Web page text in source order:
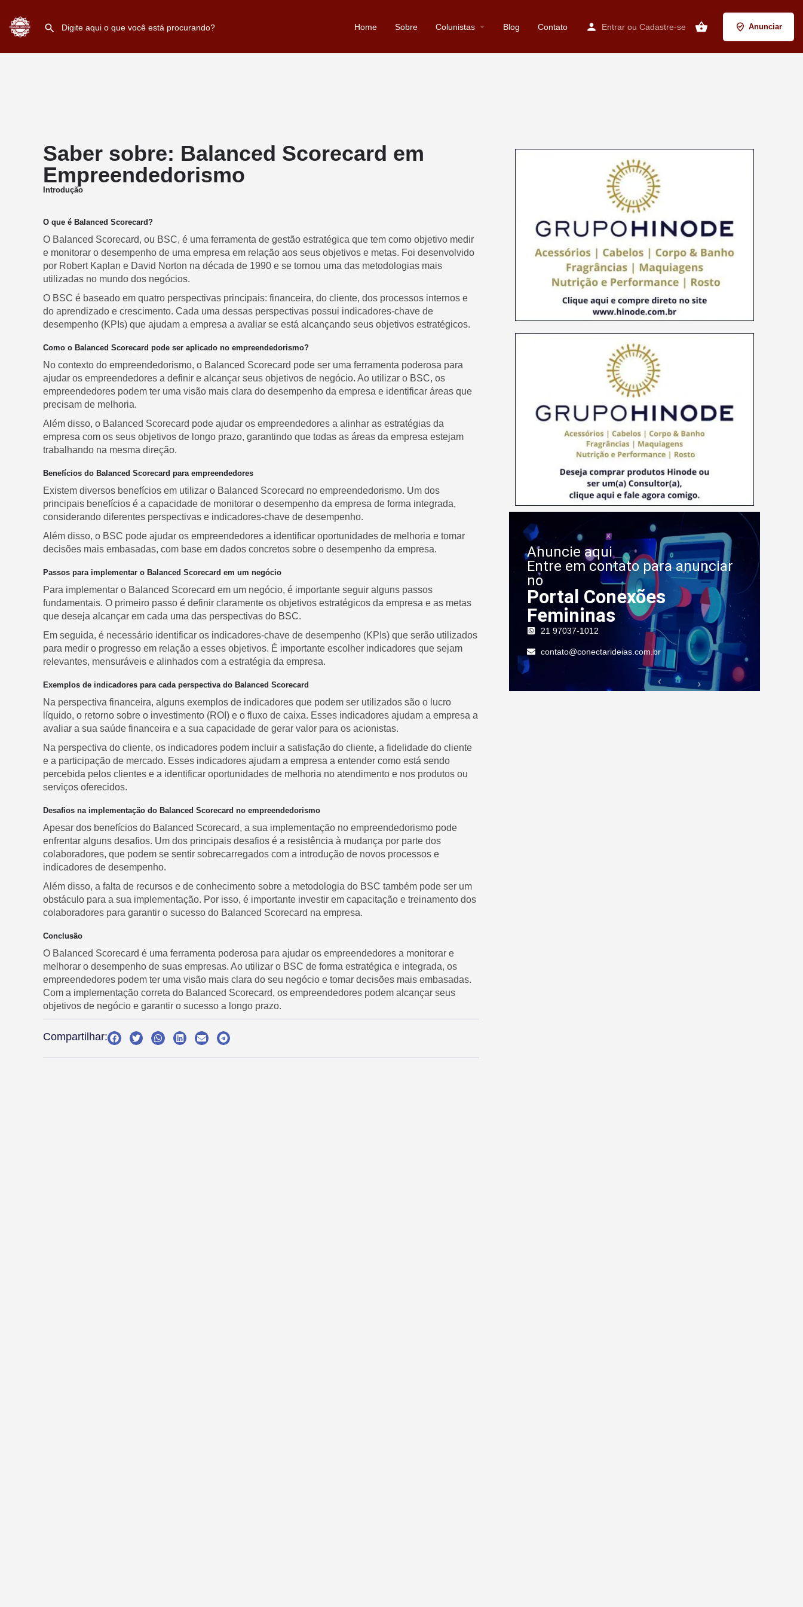
Home Sobre Colunistas Blog Contato Entrar ou Cadastre-se Anunciar
Saber sobre: Balanced Scorecard em
Empreendedorismo
Introdução
O que é Balanced Scorecard?
O Balanced Scorecard, ou BSC, é uma ferramenta de gestão estratégica que tem como objetivo medir
e monitorar o desempenho de uma empresa em relação aos seus objetivos e metas. Foi desenvolvido
por Robert Kaplan e David Norton na década de 1990 e se tornou uma das metodologias mais
utilizadas no mundo dos negócios.
O BSC é baseado em quatro perspectivas principais: financeira, do cliente, dos processos internos e
do aprendizado e crescimento. Cada uma dessas perspectivas possui indicadores-chave de
desempenho (KPIs) que ajudam a empresa a avaliar se está alcançando seus objetivos estratégicos.
Como o Balanced Scorecard pode ser aplicado no empreendedorismo?
No contexto do empreendedorismo, o Balanced Scorecard pode ser uma ferramenta poderosa para
ajudar os empreendedores a definir e alcançar seus objetivos de negócio. Ao utilizar o BSC, os
empreendedores podem ter uma visão mais clara do desempenho da empresa e identificar áreas que
precisam de melhoria.
Além disso, o Balanced Scorecard pode ajudar os empreendedores a alinhar as estratégias da
empresa com os seus objetivos de longo prazo, garantindo que todas as áreas da empresa estejam
trabalhando na mesma direção.
Benefícios do Balanced Scorecard para empreendedores
Existem diversos benefícios em utilizar o Balanced Scorecard no empreendedorismo. Um dos
principais benefícios é a capacidade de monitorar o desempenho da empresa de forma integrada,
considerando diferentes perspectivas e indicadores-chave de desempenho.
Além disso, o BSC pode ajudar os empreendedores a identificar oportunidades de melhoria e tomar
decisões mais embasadas, com base em dados concretos sobre o desempenho da empresa.
Passos para implementar o Balanced Scorecard em um negócio
Para implementar o Balanced Scorecard em um negócio, é importante seguir alguns passos
fundamentais. O primeiro passo é definir claramente os objetivos estratégicos da empresa e as metas
que deseja alcançar em cada uma das perspectivas do BSC.
Em seguida, é necessário identificar os indicadores-chave de desempenho (KPIs) que serão utilizados
para medir o progresso em relação a esses objetivos. É importante escolher indicadores que sejam
relevantes, mensuráveis e alinhados com a estratégia da empresa.
Exemplos de indicadores para cada perspectiva do Balanced Scorecard
Na perspectiva financeira, alguns exemplos de indicadores que podem ser utilizados são o lucro
líquido, o retorno sobre o investimento (ROI) e o fluxo de caixa. Esses indicadores ajudam a empresa a
avaliar a sua saúde financeira e a sua capacidade de gerar valor para os acionistas.
Na perspectiva do cliente, os indicadores podem incluir a satisfação do cliente, a fidelidade do cliente
e a participação de mercado. Esses indicadores ajudam a empresa a entender como está sendo
percebida pelos clientes e a identificar oportunidades de melhoria no atendimento e nos produtos ou
serviços oferecidos.
Desafios na implementação do Balanced Scorecard no empreendedorismo
Apesar dos benefícios do Balanced Scorecard, a sua implementação no empreendedorismo pode
enfrentar alguns desafios. Um dos principais desafios é a resistência à mudança por parte dos
colaboradores, que podem se sentir sobrecarregados com a introdução de novos processos e
indicadores de desempenho.
Além disso, a falta de recursos e de conhecimento sobre a metodologia do BSC também pode ser um
obstáculo para a sua implementação. Por isso, é importante investir em capacitação e treinamento dos
colaboradores para garantir o sucesso do Balanced Scorecard na empresa.
Conclusão
O Balanced Scorecard é uma ferramenta poderosa para ajudar os empreendedores a monitorar e
melhorar o desempenho de suas empresas. Ao utilizar o BSC de forma estratégica e integrada, os
empreendedores podem ter uma visão mais clara do seu negócio e tomar decisões mais embasadas.
Com a implementação correta do Balanced Scorecard, os empreendedores podem alcançar seus
objetivos de negócio e garantir o sucesso a longo prazo.
Compartilhar:
Anuncie aqui
Entre em contato para anunciar
no
Portal Conexões
Femininas
21 97037-1012
contato@conectarideias.com.br